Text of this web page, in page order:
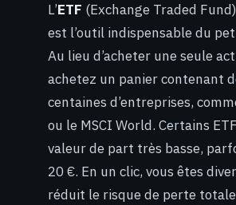
L’ETF (Exchange Traded
est l’outil indispensable du
Au lieu d’acheter une seule
achetez un panier contenant
centaines d’entreprises,
ou le MSCI World. Certains
valeur de part très basse,
20 €. En un clic, vous êtes
réduit le risque de perte